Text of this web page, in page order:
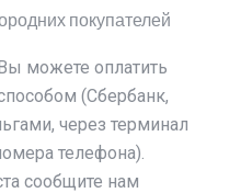
покупателей
можете оплатить
(Сбербанк,
через терминал
телефона).
сообщите нам